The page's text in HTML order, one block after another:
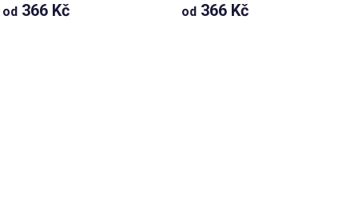
od 366 Kč od 366 Kč